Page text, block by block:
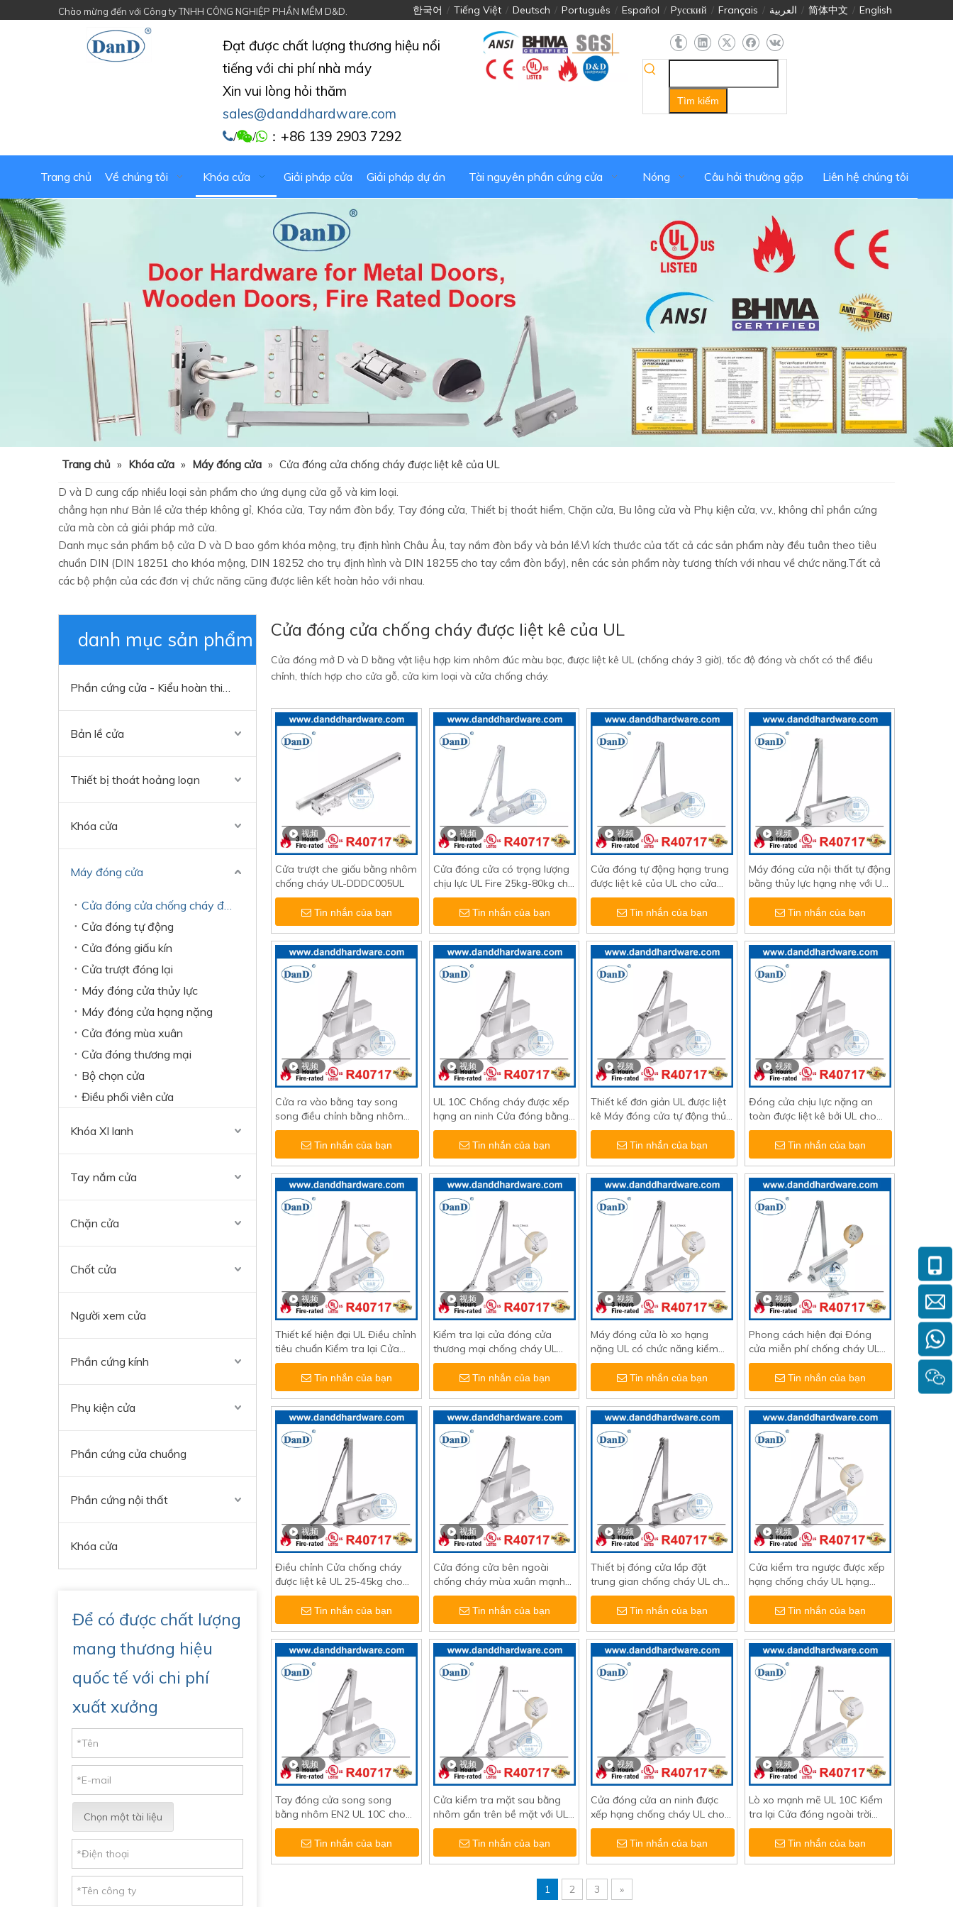
Chào mừng đến với Công ty TNHH CÔNG NGHIỆP PHẦN MỀM D&D. 한국어 / Tiếng Việt / Deutsch / Português / Español / Pусский / Français / العربية / 简体中文 / English
Đạt được chất lượng thương hiệu nổi
tiếng với chi phí nhà máy
Xin vui lòng hỏi thăm
sales@danddhardware.com
// ：+86 139 2903 7292
Tìm kiếm
Trang chủ Về chúng tôi Khóa cửa Giải pháp cửa Giải pháp dự án Tài nguyên phần cứng cửa Nóng Câu hỏi thường gặp Liên hệ chúng tôi
Trang chủ » Khóa cửa » Máy đóng cửa » Cửa đóng cửa chống cháy được liệt kê của UL
D và D cung cấp nhiều loại sản phẩm cho ứng dụng cửa gỗ và kim loại.
chẳng hạn như Bản lề cửa thép không gỉ, Khóa cửa, Tay nắm đòn bẩy, Tay đóng cửa, Thiết bị thoát hiểm, Chặn cửa, Bu lông cửa và Phụ kiện cửa, v.v., không chỉ phần cứng
cửa mà còn cả giải pháp mở cửa.
Danh mục sản phẩm bộ cửa D và D bao gồm khóa mộng, trụ định hình Châu Âu, tay nắm đòn bẩy và bản lề.Vì kích thước của tất cả các sản phẩm này đều tuân theo tiêu
chuẩn DIN (DIN 18251 cho khóa mộng, DIN 18252 cho trụ định hình và DIN 18255 cho tay cầm đòn bẩy), nên các sản phẩm này tương thích với nhau về chức năng.Tất cả
các bộ phận của các đơn vị chức năng cũng được liên kết hoàn hảo với nhau.
danh mục sản phẩm
Phần cứng cửa - Kiểu hoàn thiện đa dạng
Bản lề cửa
Thiết bị thoát hoảng loạn
Khóa cửa
Máy đóng cửa
Cửa đóng cửa chống cháy được liệt kê của UL
Cửa đóng tự động
Cửa đóng giấu kín
Cửa trượt đóng lại
Máy đóng cửa thủy lực
Máy đóng cửa hạng nặng
Cửa đóng mùa xuân
Cửa đóng thương mại
Bộ chọn cửa
Điều phối viên cửa
Khóa XI lanh
Tay nắm cửa
Chặn cửa
Chốt cửa
Người xem cửa
Phần cứng kính
Phụ kiện cửa
Phần cứng cửa chuồng
Phần cứng nội thất
Khóa cửa
Để có được chất lượng
mang thương hiệu
quốc tế với chi phí
xuất xưởng
Chọn một tài liệu
Cửa đóng cửa chống cháy được liệt kê của UL
Cửa đóng mở D và D bằng vật liệu hợp kim nhôm đúc màu bạc, được liệt kê UL (chống cháy 3 giờ), tốc độ đóng và chốt có thể điều
chỉnh, thích hợp cho cửa gỗ, cửa kim loại và cửa chống cháy.
视频
Cửa trượt che giấu bằng nhôm
chống cháy UL-DDDC005UL
Tin nhắn của bạn
视频
Cửa đóng cửa có trọng lượng
chịu lực UL Fire 25kg-80kg cho
cửa kim loại-DDDC007
Tin nhắn của bạn
视频
Cửa đóng tự động hạng trung
được liệt kê của UL cho cửa
chống cháy-DDDC010
Tin nhắn của bạn
视频
Máy đóng cửa nội thất tự động
bằng thủy lực hạng nhẹ với UL
Listed-DDDC012
Tin nhắn của bạn
视频
Cửa ra vào bằng tay song
song điều chỉnh bằng nhôm
có chứng chỉ UL-DDDDC015
Tin nhắn của bạn
视频
UL 10C Chống cháy được xếp
hạng an ninh Cửa đóng bằng
gỗ có thể điều chỉnh hàng
đầu-DDDDC016Tin nhắn của bạn
视频
Thiết kế đơn giản UL được liệt
kê Máy đóng cửa tự động thủy
lực tốt nhất-DDDC017
Tin nhắn của bạn
视频
Đóng cửa chịu lực nặng an
toàn được liệt kê bởi UL cho
cửa gỗ-DDDC018
Tin nhắn của bạn
视频
Thiết kế hiện đại UL Điều chỉnh
tiêu chuẩn Kiểm tra lại Cửa
chống cháy-DDDC016BC
Tin nhắn của bạn
视频
Kiểm tra lại cửa đóng cửa
thương mại chống cháy UL
cho cửa nội thất-DDDC017BC
Tin nhắn của bạn
视频
Máy đóng cửa lò xo hạng
nặng UL có chức năng kiểm
tra ngược-DDDC018BC
Tin nhắn của bạn
视频
Phong cách hiện đại Đóng
cửa miễn phí chống cháy UL
với Backcheck-DDDC020BC
Tin nhắn của bạn
视频
Điều chỉnh Cửa chống cháy
được liệt kê UL 25-45kg cho
siêu thị-DDDC022
Tin nhắn của bạn
视频
Cửa đóng cửa bên ngoài
chống cháy mùa xuân mạnh
mẽ UL cho phòng lưu trữ-
DDDC023Tin nhắn của bạn
视频
Thiết bị đóng cửa lắp đặt
trung gian chống cháy UL cho
khu dân cư-DDDC024
Tin nhắn của bạn
视频
Cửa kiểm tra ngược được xếp
hạng chống cháy UL hạng
nặng cho tòa nhà văn phòng-
DDDC025BCTin nhắn của bạn
视频
Tay đóng cửa song song
bằng nhôm EN2 UL 10C cho
cửa gỗ-DDDC026
Tin nhắn của bạn
视频
Cửa kiểm tra mặt sau bằng
nhôm gắn trên bề mặt với UL-
DDDC026BC
Tin nhắn của bạn
视频
Cửa đóng cửa an ninh được
xếp hạng chống cháy UL cho
tòa nhà chính phủ-DDDC027
Tin nhắn của bạn
视频
Lò xo mạnh mẽ UL 10C Kiểm
tra lại Cửa đóng ngoài trời
cho khách sạn-DDDC027BC
Tin nhắn của bạn
1 2 3 »